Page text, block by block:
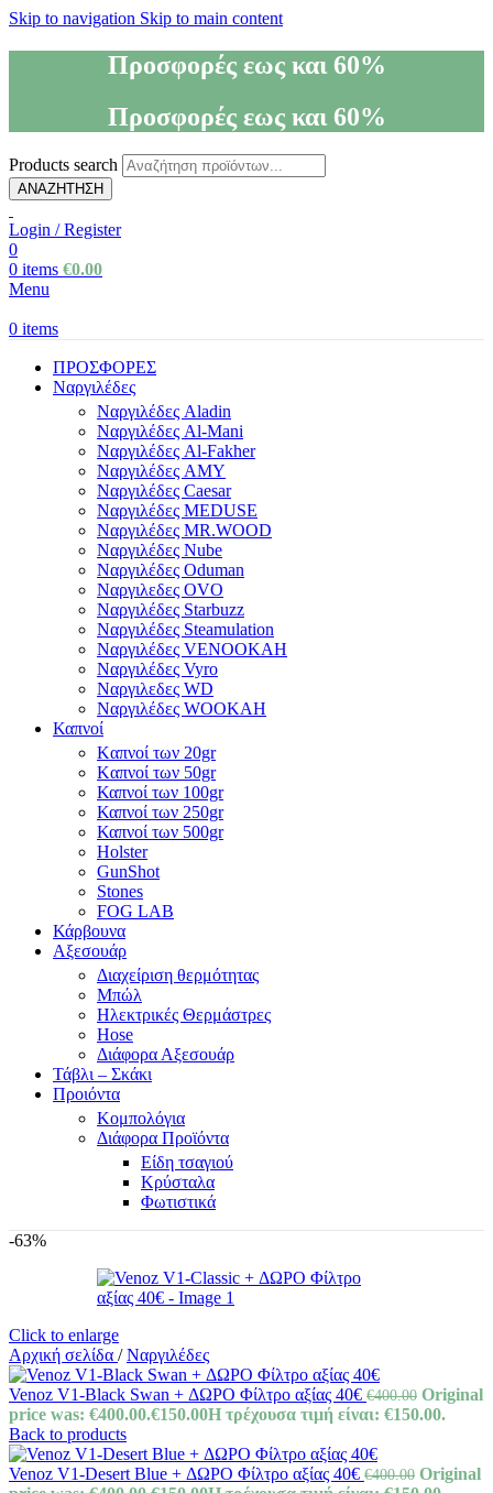
Skip to navigation Skip to main content
Προσφορές εως και 60%
Προσφορές εως και 60%
Products search
ΑΝΑΖΗΤΗΣΗ
Login / Register
0
0 items €0.00
Menu
0 items
ΠΡΟΣΦΟΡΕΣ
Ναργιλέδες
Ναργιλέδες Aladin
Ναργιλέδες Al-Mani
Ναργιλέδες Al-Fakher
Ναργιλέδες AΜΥ
Ναργιλέδες Caesar
Ναργιλέδες MEDUSE
Ναργιλέδες MR.WOOD
Ναργιλέδες Nube
Ναργιλέδες Oduman
Ναργιλεδες OVO
Ναργιλέδες Starbuzz
Ναργιλέδες Steamulation
Ναργιλέδες VENOOKAH
Ναργιλέδες Vyro
Ναργιλεδες WD
Ναργιλέδες WOOKAH
Καπνοί
Kαπνοί των 20gr
Kαπνοί των 50gr
Καπνοί των 100gr
Καπνοί των 250gr
Καπνοί των 500gr
Holster
GunShot
Stones
FOG LAB
Κάρβουνα
Αξεσουάρ
Διαχείριση θερμότητας
Μπώλ
Ηλεκτρικές Θερμάστρες
Hose
Διάφορα Αξεσουάρ
Τάβλι – Σκάκι
Προιόντα
Κομπολόγια
Διάφορα Προϊόντα
Είδη τσαγιού
Κρύσταλα
Φωτιστικά
-63%
Click to enlarge
Αρχική σελίδα / Ναργιλέδες
Venoz V1-Black Swan + ΔΩΡΟ Φίλτρο αξίας 40€ €400.00 Original
price was: €400.00.€150.00Η τρέχουσα τιμή είναι: €150.00.
Back to products
Venoz V1-Desert Blue + ΔΩΡΟ Φίλτρο αξίας 40€ €400.00 Original